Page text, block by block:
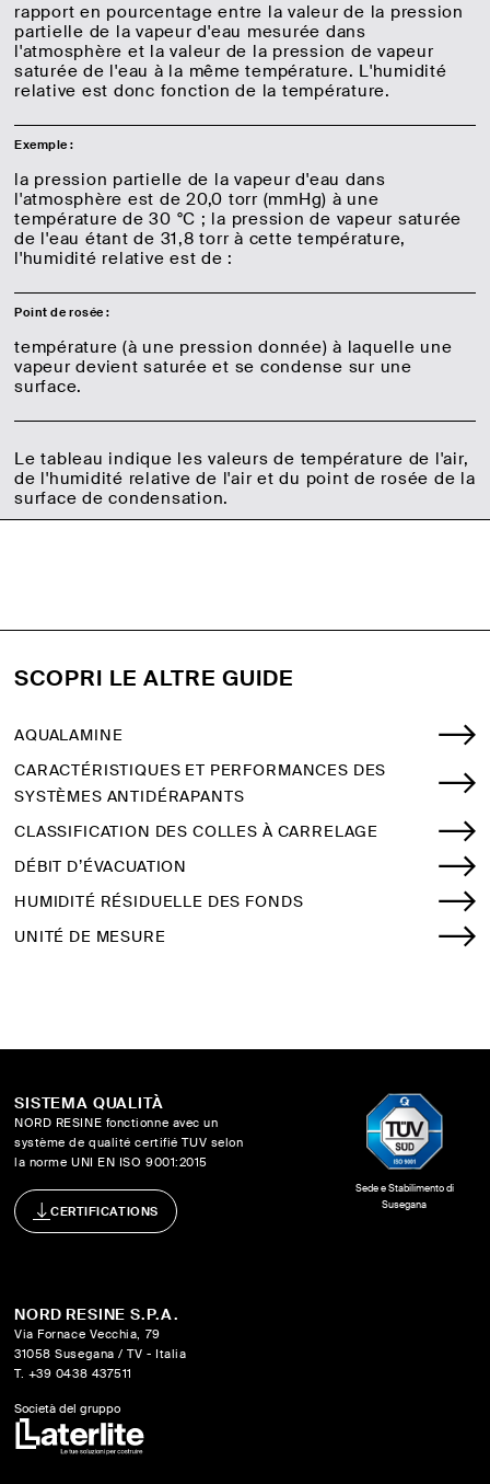
rapport en pourcentage entre la valeur de la pression
partielle de la vapeur d'eau mesurée dans
l'atmosphère et la valeur de la pression de vapeur
saturée de l'eau à la même température. L'humidité
relative est donc fonction de la température.
Exemple :
la pression partielle de la vapeur d'eau dans
l'atmosphère est de 20,0 torr (mmHg) à une
température de 30 °C ; la pression de vapeur saturée
de l'eau étant de 31,8 torr à cette température,
l'humidité relative est de :
Point de rosée :
température (à une pression donnée) à laquelle une
vapeur devient saturée et se condense sur une
surface.
Le tableau indique les valeurs de température de l'air,
de l'humidité relative de l'air et du point de rosée de la
surface de condensation.
SCOPRI LE ALTRE GUIDE
AQUALAMINE
CARACTÉRISTIQUES ET PERFORMANCES DES
SYSTÈMES ANTIDÉRAPANTS
CLASSIFICATION DES COLLES À CARRELAGE
DÉBIT D’ÉVACUATION
HUMIDITÉ RÉSIDUELLE DES FONDS
UNITÉ DE MESURE
Sede e Stabilimento di
Susegana
SISTEMA QUALITÀ
NORD RESINE fonctionne avec un
système de qualité certifié TUV selon
la norme UNI EN ISO 9001:2015
CERTIFICATIONS
NORD RESINE S.P.A.
Via Fornace Vecchia, 79
31058 Susegana / TV - Italia
T. +39 0438 437511
Società del gruppo